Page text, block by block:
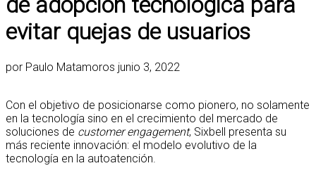
evitar quejas de usuarios
por Paulo Matamoros junio 3, 2022
Con el objetivo de posicionarse como pionero, no solamente
en la tecnología sino en el crecimiento del mercado de
soluciones de customer engagement, Sixbell presenta su
más reciente innovación: el modelo evolutivo de la
tecnología en la autoatención.